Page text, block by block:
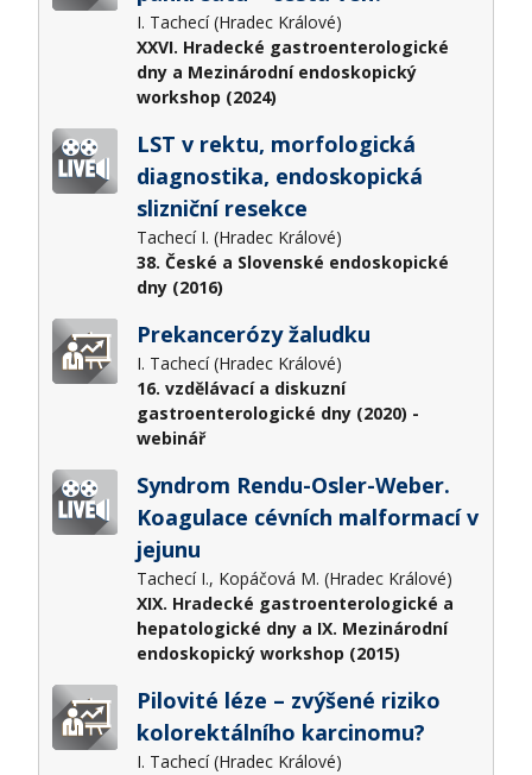
I. Tachecí (Hradec Králové)
XXVI. Hradecké gastroenterologické
dny a Mezinárodní endoskopický
workshop (2024)
LST v rektu, morfologická
diagnostika, endoskopická
slizniční resekce
Tachecí I. (Hradec Králové)
38. České a Slovenské endoskopické
dny (2016)
Prekancerózy žaludku
I. Tachecí (Hradec Králové)
16. vzdělávací a diskuzní
gastroenterologické dny (2020) -
webinář
Syndrom Rendu-Osler-Weber.
Koagulace cévních malformací v
jejunu
Tachecí I., Kopáčová M. (Hradec Králové)
XIX. Hradecké gastroenterologické a
hepatologické dny a IX. Mezinárodní
endoskopický workshop (2015)
Pilovité léze – zvýšené riziko
kolorektálního karcinomu?
I. Tachecí (Hradec Králové)